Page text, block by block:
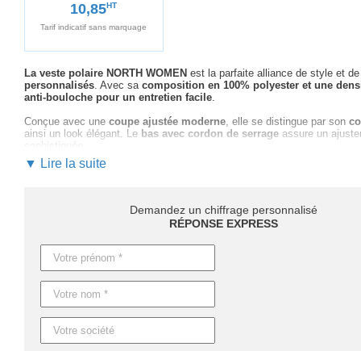
10,85HT
Tarif indicatif sans marquage
La veste polaire NORTH WOMEN est la parfaite alliance de style et
personnalisés . Avec sa composition en 100% polyester et une
anti-bouloche pour un entretien facile
Conçue avec une coupe ajustée moderne , elle se distingue par son
ainsi un look élégant. Le bas avec cordon de serrage assure un
sophistiquée.
Idéale commevêtement publicitaire
Notre équipe se tient à votre dispositionpour vous accompagner
pour garantir que votre logo ou message ait un impact
Concernant les délais, ils peuvent varier selon la quantité : 4 jours
requiert entre8 et 12 jours ouvrables
Ne manquez pas l’opportunité derenforcer votre image de marque
pour découvrir comment cette veste peut devenir un pilier de votre
Caractéristiques du produit :
Référence : S54500
Nom : NORTH WOMEN
▼ Lire la suite
Demandez un chiffrage personnalisé
RÉPONSE EXPRESS